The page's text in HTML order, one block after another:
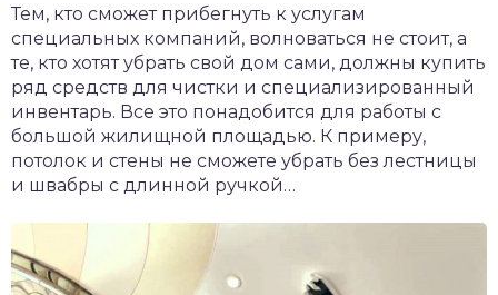
Тем, кто сможет прибегнуть к услугам
специальных компаний, волноваться не стоит, а
те, кто хотят убрать свой дом сами, должны купить
ряд средств для чистки и специализированный
инвентарь. Все это понадобится для работы с
большой жилищной площадью. К примеру,
потолок и стены не сможете убрать без лестницы
и швабры с длинной ручкой…